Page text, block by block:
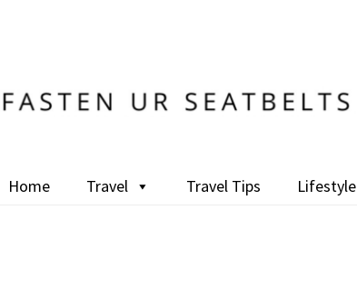
Home Travel Travel Tips Lifestyle